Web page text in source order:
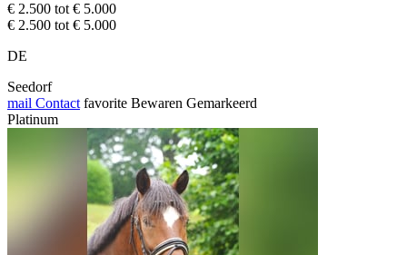
€ 2.500 tot € 5.000
€ 2.500 tot € 5.000
DE
Seedorf
mail Contact favorite Bewaren Gemarkeerd
Platinum